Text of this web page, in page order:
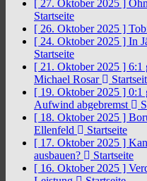
[ 27. Oktober 2025 ]
Startseite
[ 26. Oktober 2025 ]
[ 24. Oktober 2025 ] In
Startseite
[ 21. Oktober 2025 ] 6:1
Michael Rosar
[ 19. Oktober 2025 ] 0:1
Aufwind abgebremst
[ 18. Oktober 2025 ]
Ellenfeld
Startseite
[ 17. Oktober 2025 ]
ausbauen?
Startseite
[ 16. Oktober 2025 ]